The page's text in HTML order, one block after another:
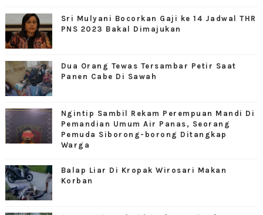
Sri Mulyani Bocorkan Gaji ke 14 Jadwal THR
PNS 2023 Bakal Dimajukan
Dua Orang Tewas Tersambar Petir Saat
Panen Cabe Di Sawah
Ngintip Sambil Rekam Perempuan Mandi Di
Pemandian Umum Air Panas, Seorang
Pemuda Siborong-borong Ditangkap
Warga
Balap Liar Di Kropak Wirosari Makan
Korban